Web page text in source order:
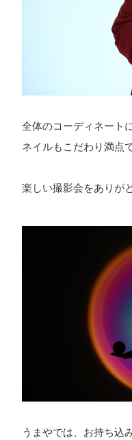
全体のコーディネート
ネイルもこだわり満点
楽しい撮影会をありが
うまやでは、お持ち込